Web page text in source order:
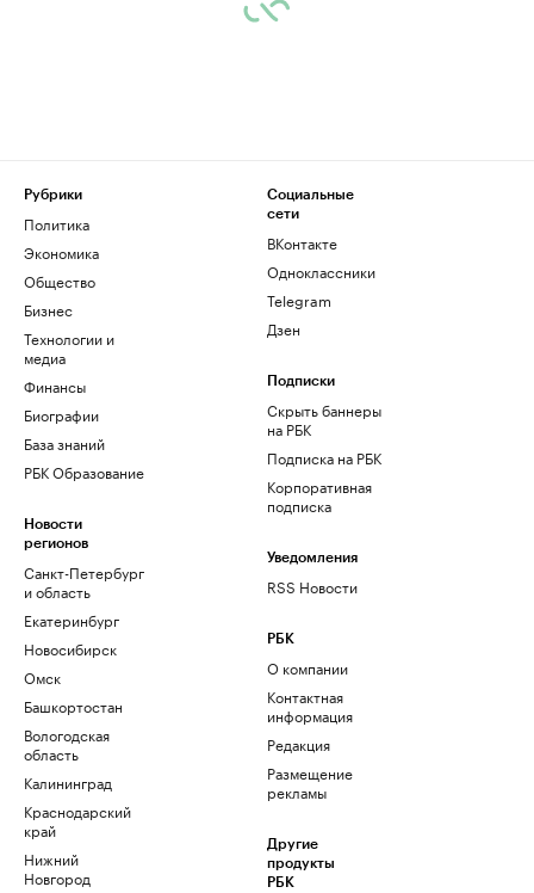
Рубрики
Политика
Экономика
Общество
Бизнес
Технологии и
медиа
Финансы
Биографии
База знаний
РБК Образование
Новости
регионов
Санкт-Петербург
и область
Екатеринбург
Новосибирск
Омск
Башкортостан
Вологодская
область
Калининград
Краснодарский
край
Нижний
Новгород
Социальные
сети
ВКонтакте
Одноклассники
Telegram
Дзен
Подписки
Скрыть баннеры
на РБК
Подписка на РБК
Корпоративная
подписка
Уведомления
RSS Новости
РБК
О компании
Контактная
информация
Редакция
Размещение
рекламы
Другие
продукты
РБК